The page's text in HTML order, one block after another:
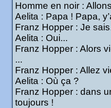
Homme en noir :
Aelita : Papa ! Papa,
Franz Hopper : Je
Aelita : Oui...
Franz Hopper : Alors
...
Franz Hopper : Allez
Aelita : Où ça ?
Franz Hopper : dans
toujours !